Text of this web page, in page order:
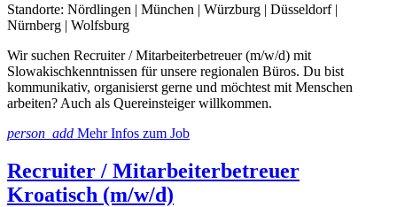
Standorte: Nördlingen | München | Würzburg | Düsseldorf |
Nürnberg | Wolfsburg
Wir suchen Recruiter / Mitarbeiterbetreuer (m/w/d) mit
Slowakischkenntnissen für unsere regionalen Büros. Du bist
kommunikativ, organisierst gerne und möchtest mit Menschen
arbeiten? Auch als Quereinsteiger willkommen.
person_add Mehr Infos zum Job
Recruiter / Mitarbeiterbetreuer
Kroatisch (m/w/d)